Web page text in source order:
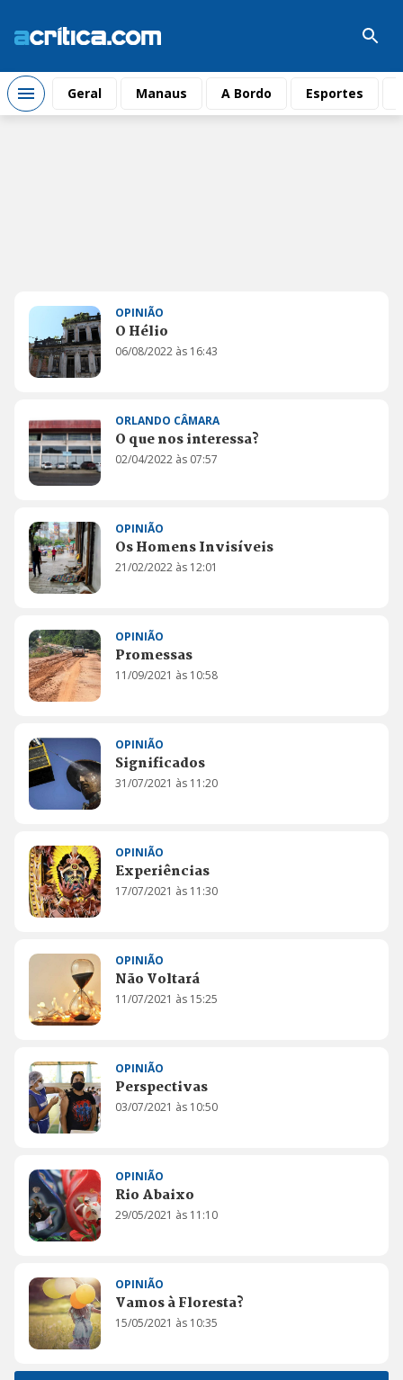
Geral Manaus A Bordo Esportes
OPINIÃO
O Hélio
06/08/2022 às 16:43
ORLANDO CÂMARA
O que nos interessa?
02/04/2022 às 07:57
OPINIÃO
Os Homens Invisíveis
21/02/2022 às 12:01
OPINIÃO
Promessas
11/09/2021 às 10:58
OPINIÃO
Significados
31/07/2021 às 11:20
OPINIÃO
Experiências
17/07/2021 às 11:30
OPINIÃO
Não Voltará
11/07/2021 às 15:25
OPINIÃO
Perspectivas
03/07/2021 às 10:50
OPINIÃO
Rio Abaixo
29/05/2021 às 11:10
OPINIÃO
Vamos à Floresta?
15/05/2021 às 10:35